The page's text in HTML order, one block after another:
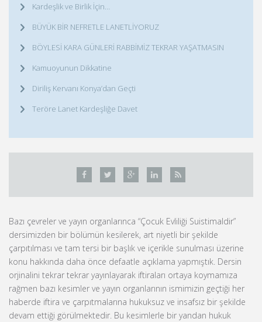
Kardeşlik ve Birlik İçin…
BÜYÜK BİR NEFRETLE LANETLİYORUZ
BÖYLESİ KARA GÜNLERİ RABBİMİZ TEKRAR YAŞATMASIN
Kamuoyunun Dikkatine
Diriliş Kervanı Konya’dan Geçti
Teröre Lanet Kardeşliğe Davet
Bazı çevreler ve yayın organlarınca “Çocuk Evliliği Suistimaldir”
dersimizden bir bölümün kesilerek, art niyetli bir şekilde
çarpıtılması ve tam tersi bir başlık ve içerikle sunulması üzerine
konu hakkında daha önce defaatle açıklama yapmıştık. Dersin
orjinalini tekrar tekrar yayınlayarak iftiraları ortaya koymamıza
rağmen bazı kesimler ve yayın organlarının ismimizin geçtiği her
haberde iftira ve çarpıtmalarına hukuksuz ve insafsız bir şekilde
devam ettiği görülmektedir. Bu kesimlerle bir yandan hukuk